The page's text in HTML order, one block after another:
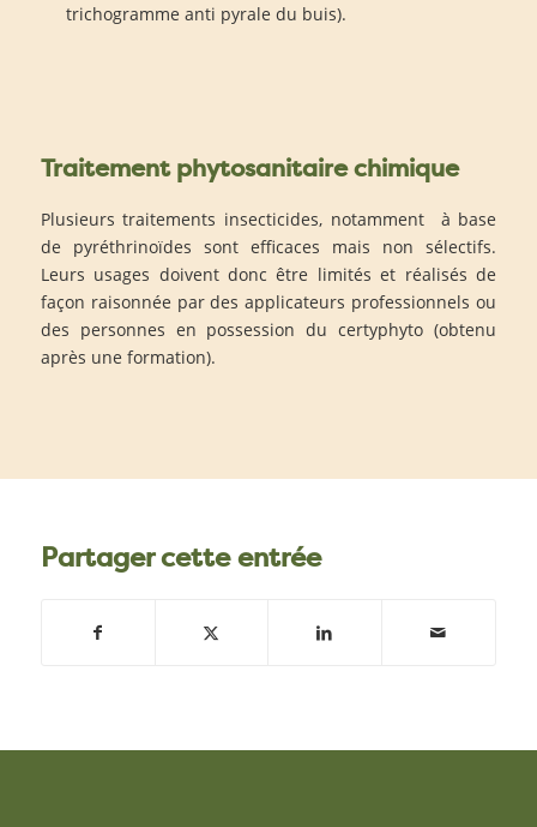
trichogramme anti pyrale du buis).
Traitement phytosanitaire chimique
Plusieurs traitements insecticides, notamment à base
de pyréthrinoïdes sont efficaces mais non sélectifs.
Leurs usages doivent donc être limités et réalisés de
façon raisonnée par des applicateurs professionnels ou
des personnes en possession du certyphyto (obtenu
après une formation).
Partager cette entrée